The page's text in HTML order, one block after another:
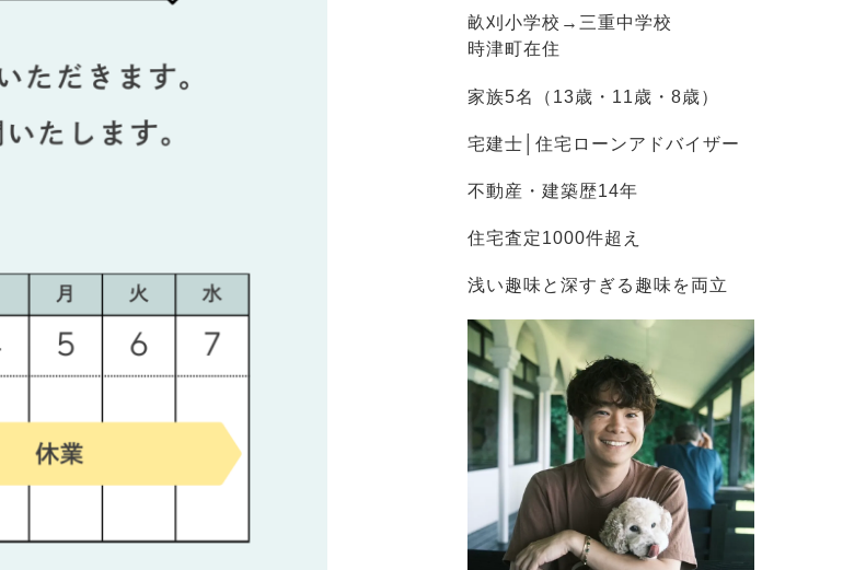
畝刈小学校→三重中学校
時津町在住
家族5名（13歳・11歳・8歳）
宅建士│住宅ローンアドバイザー
不動産・建築歴14年
住宅査定1000件超え
浅い趣味と深すぎる趣味を両立